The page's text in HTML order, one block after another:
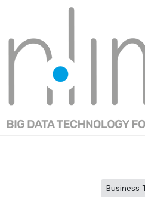
Business